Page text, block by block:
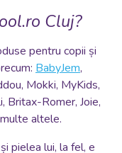
Cluj?
pentru copii și
BabyJem,
Mokki, MyKids,
Britax-Romer, Joie,
altele.
pielea lui, la fel, e